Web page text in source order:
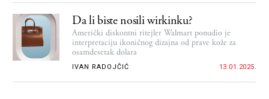
Da li biste nosili wirkinku?
Američki diskontni ritejler Walmart ponudio je
interpretaciju ikoničnog dizajna od prave kože za
osamdesetak dolara
IVAN RADOJČIĆ 13.01.2025.